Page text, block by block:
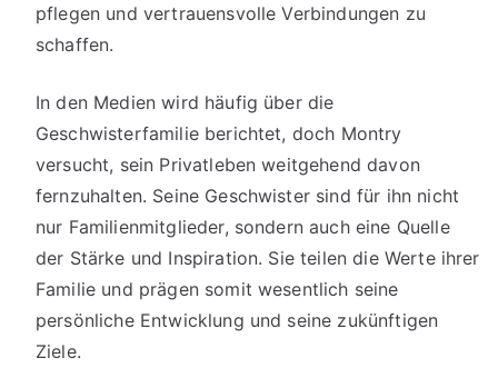
pflegen und vertrauensvolle Verbindungen zu
schaffen.
In den Medien wird häufig über die
Geschwisterfamilie berichtet, doch Montry
versucht, sein Privatleben weitgehend davon
fernzuhalten. Seine Geschwister sind für ihn nicht
nur Familienmitglieder, sondern auch eine Quelle
der Stärke und Inspiration. Sie teilen die Werte ihrer
Familie und prägen somit wesentlich seine
persönliche Entwicklung und seine zukünftigen
Ziele.